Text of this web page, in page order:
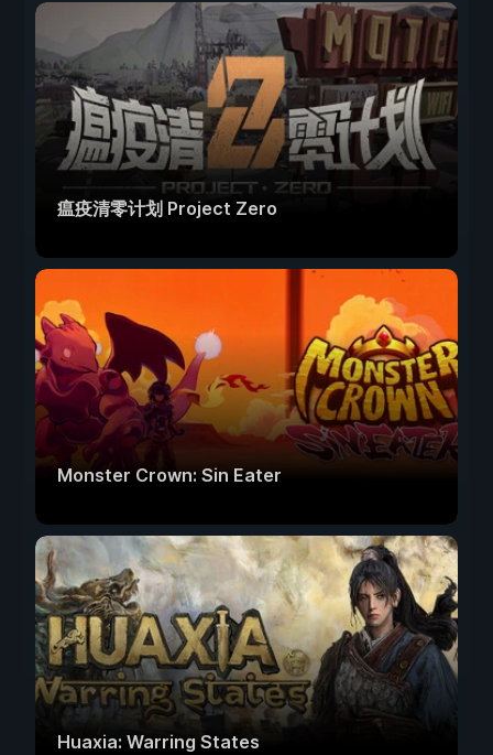
瘟疫清零计划 Project Zero
Monster Crown: Sin Eater
Huaxia: Warring States